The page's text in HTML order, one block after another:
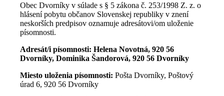
Obec Dvorníky v súlade s § 5 zákona č. 253/1998 Z. z. o
hlásení pobytu občanov Slovenskej republiky v znení
neskorších predpisov oznamuje adresátovi/om uloženie
písomnosti.
Adresát/i písomnosti: Helena Novotná, 920 56
Dvorníky, Dominika Šandorová, 920 56 Dvorníky
Miesto uloženia písomnosti: Pošta Dvorníky, Poštový
úrad 6, 920 56 Dvorníky